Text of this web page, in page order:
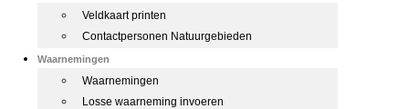
Veldkaart printen
Contactpersonen Natuurgebieden
Waarnemingen
Waarnemingen
Losse waarneming invoeren